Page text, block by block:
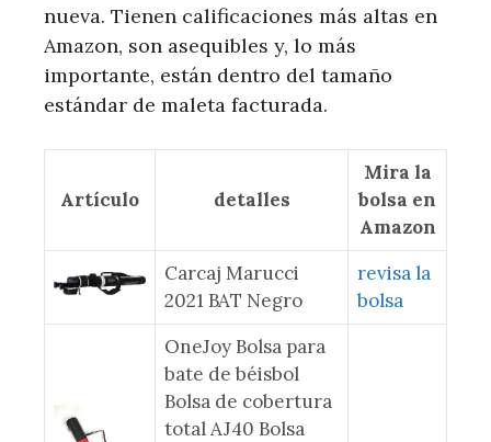
nueva. Tienen calificaciones más altas en
Amazon, son asequibles y, lo más
importante, están dentro del tamaño
estándar de maleta facturada.
Artículo detalles
Mira la
bolsa en
Amazon
Carcaj Marucci
2021 BAT Negro
revisa la
bolsa
OneJoy Bolsa para
bate de béisbol
Bolsa de cobertura
total AJ40 Bolsa